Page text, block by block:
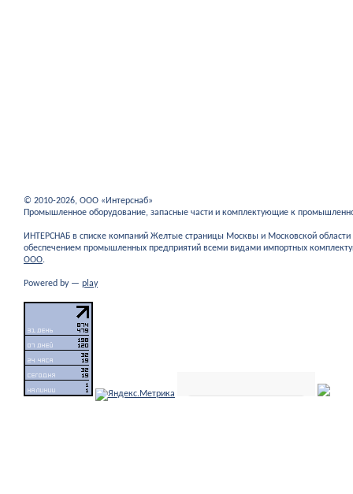
© 2010-2026, ООО «Интерснаб»
Промышленное оборудование, запасные части и комплектующие к
ИНТЕРСНАБ в списке компаний Желтые страницы Москвы и Московской
обеспечением промышленных предприятий всеми видами импортных
ООО.
Powered by — play